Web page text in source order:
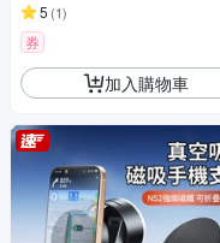
5 (1)
券
加入購物車